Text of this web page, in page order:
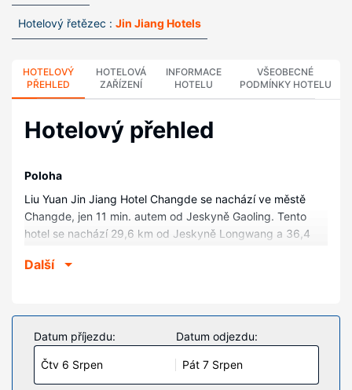
Hotelový řetězec : Jin Jiang Hotels
HOTELOVÝ
PŘEHLED
HOTELOVÁ
ZAŘÍZENÍ
INFORMACE
HOTELU
VŠEOBECNÉ
PODMÍNKY HOTELU
Hotelový přehled
Poloha
Liu Yuan Jin Jiang Hotel Changde se nachází ve městě
Changde, jen 11 min. autem od Jeskyně Gaoling. Tento
hotel se nachází 29,6 km od Jeskyně Longwang a 36,4
Pokoje
patří minibar a televize s plochou obrazovkou, se budete
cítit jako doma. Bezdrátový internet (za příplatek) vám
zajistí spojení se světem a televize, která nabízí satelitní
kanály, dobrou zábavu.
Další
Datum příjezdu:
Čtv 6 Srpen
Datum odjezdu:
Pát 7 Srpen